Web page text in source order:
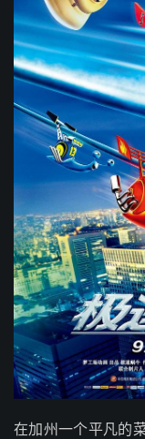
在加州一个平凡的